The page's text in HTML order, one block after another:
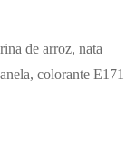
de arroz, nata
colorante E171